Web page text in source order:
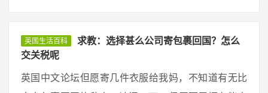
英国生活百科
求教：选择甚么公司寄包裹回国？怎么
交关税呢
英国中文论坛但愿寄几件衣服给我妈，不知道有无比